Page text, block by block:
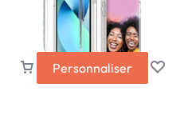
Personnaliser